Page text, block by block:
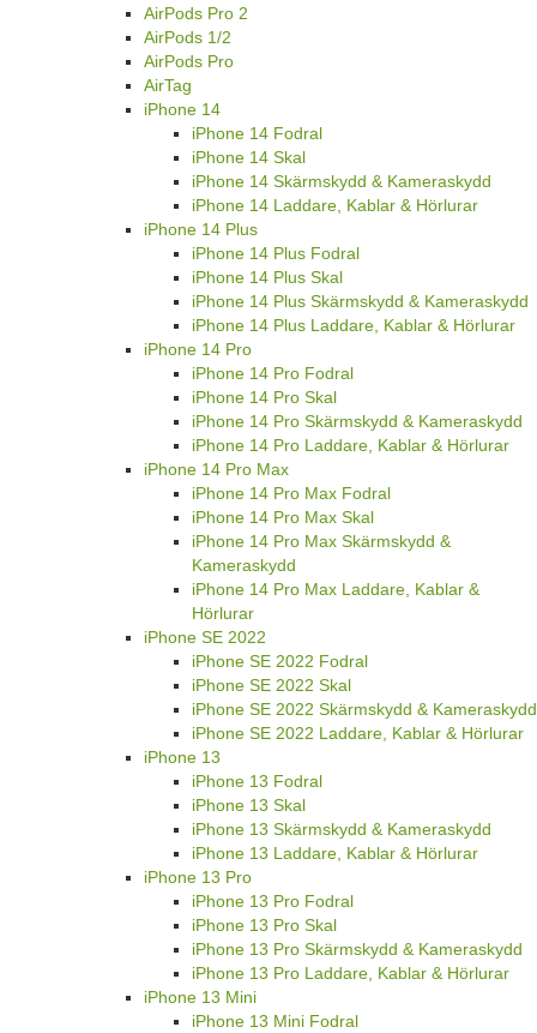
AirPods Pro 2
AirPods 1/2
AirPods Pro
AirTag
iPhone 14
iPhone 14 Fodral
iPhone 14 Skal
iPhone 14 Skärmskydd & Kameraskydd
iPhone 14 Laddare, Kablar & Hörlurar
iPhone 14 Plus
iPhone 14 Plus Fodral
iPhone 14 Plus Skal
iPhone 14 Plus Skärmskydd & Kameraskydd
iPhone 14 Plus Laddare, Kablar & Hörlurar
iPhone 14 Pro
iPhone 14 Pro Fodral
iPhone 14 Pro Skal
iPhone 14 Pro Skärmskydd & Kameraskydd
iPhone 14 Pro Laddare, Kablar & Hörlurar
iPhone 14 Pro Max
iPhone 14 Pro Max Fodral
iPhone 14 Pro Max Skal
iPhone 14 Pro Max Skärmskydd &
Kameraskydd
iPhone 14 Pro Max Laddare, Kablar &
Hörlurar
iPhone SE 2022
iPhone SE 2022 Fodral
iPhone SE 2022 Skal
iPhone SE 2022 Skärmskydd & Kameraskydd
iPhone SE 2022 Laddare, Kablar & Hörlurar
iPhone 13
iPhone 13 Fodral
iPhone 13 Skal
iPhone 13 Skärmskydd & Kameraskydd
iPhone 13 Laddare, Kablar & Hörlurar
iPhone 13 Pro
iPhone 13 Pro Fodral
iPhone 13 Pro Skal
iPhone 13 Pro Skärmskydd & Kameraskydd
iPhone 13 Pro Laddare, Kablar & Hörlurar
iPhone 13 Mini
iPhone 13 Mini Fodral